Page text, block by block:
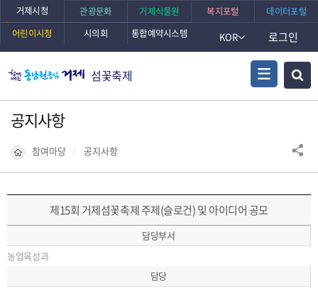
거제시청 관광문화 거제식물원 복지포털
데이터포털
어린이시청
시의회 통합예약시스템 KOR 로그인
섬꽃축제
공지사항
참여마당 공지사항
제15회 거제섬꽃축제 주제(슬로건) 및 아이디어 공모
담당부서
농업육성과
담당